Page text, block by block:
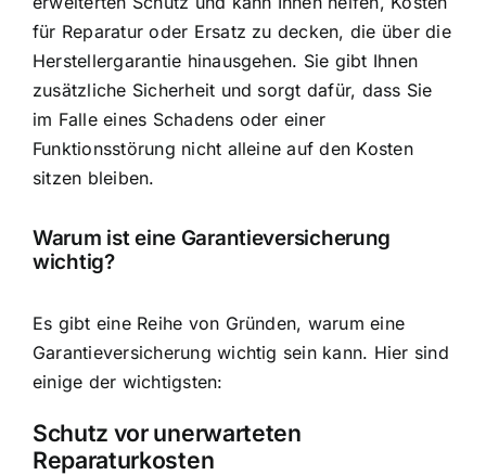
für Reparatur oder Ersatz zu decken, die über die
Herstellergarantie hinausgehen. Sie gibt Ihnen
zusätzliche Sicherheit und sorgt dafür, dass Sie
im Falle eines Schadens oder einer
Funktionsstörung nicht alleine auf den Kosten
sitzen bleiben.
Warum ist eine Garantieversicherung
wichtig?
Es gibt eine Reihe von Gründen, warum eine
Garantieversicherung wichtig sein kann. Hier sind
einige der wichtigsten:
Schutz vor unerwarteten
Reparaturkosten